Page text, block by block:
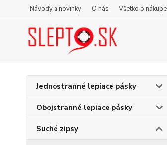
Návody a novinky O nás Všetko o nákupe
Jednostranné lepiace pásky
Obojstranné lepiace pásky
Suché zipsy